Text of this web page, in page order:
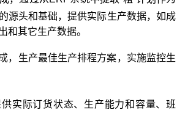
源头和基础，提供实际生产数据，如成
和其它生产数据。
，生产最佳生产排程方案，实施监控生
实际订货状态、生产能力和容量、班